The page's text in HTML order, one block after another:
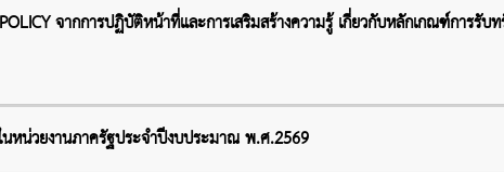
จากการปฏิบัติหน้าที่และการเสริมสร้างความรู้ เกี่ยวกับหลักเกณฑ์การรั
นหน่วยงานภาครัฐประจำปีงบประมาณ พ.ศ.2569